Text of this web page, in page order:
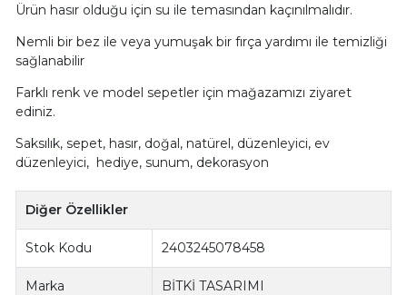
Ürün hasır olduğu için su ile temasından kaçınılmalıdır.
Nemli bir bez ile veya yumuşak bir fırça yardımı ile temizliği
sağlanabilir
Farklı renk ve model sepetler için mağazamızı ziyaret
ediniz.
Saksılık, sepet, hasır, doğal, natürel, düzenleyici, ev
düzenleyici, hediye, sunum, dekorasyon
Diğer Özellikler
Stok Kodu 2403245078458
Marka BİTKİ TASARIMI